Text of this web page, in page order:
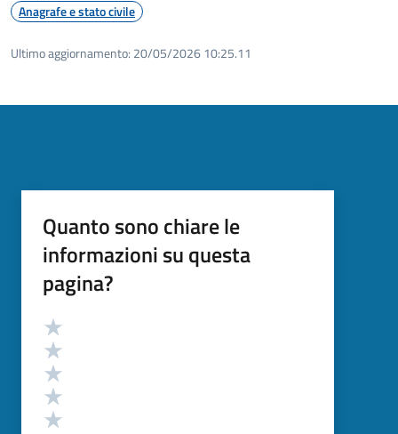
Anagrafe e stato civile
Ultimo aggiornamento: 20/05/2026 10:25.11
Quanto sono chiare le
informazioni su questa
pagina?
Valutazione